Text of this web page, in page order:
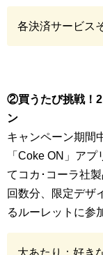
各決済サービス
②買うたび挑戦！2
ン
キャンペーン期間
「Coke ON」ア
てコカ･コーラ社
回数分、限定デザ
るルーレットに参
大あたり：好き